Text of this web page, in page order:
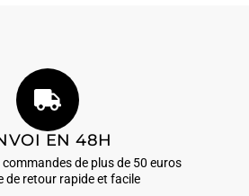
EN 48H
de plus de 50 euros
de retour rapide et facile